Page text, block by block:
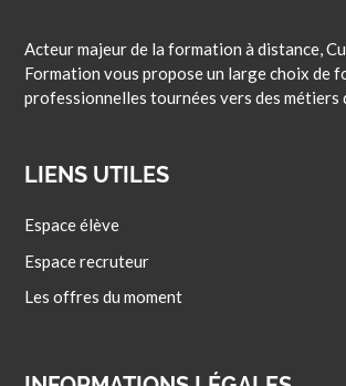
Acteur majeur de la formation à distance,
Formation vous propose un large choix de
professionnelles tournées vers des métiers
LIENS UTILES
Espace élève
Espace recruteur
Les offres du moment